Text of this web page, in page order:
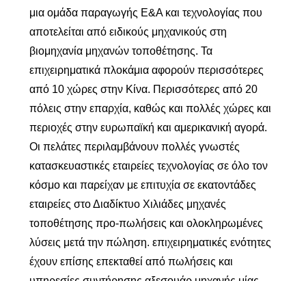
μια ομάδα παραγωγής Ε&Α και τεχνολογίας που
αποτελείται από ειδικούς μηχανικούς στη
βιομηχανία μηχανών τοποθέτησης. Τα
επιχειρηματικά πλοκάμια αφορούν περισσότερες
από 10 χώρες στην Κίνα. Περισσότερες από 20
πόλεις στην επαρχία, καθώς και πολλές χώρες και
περιοχές στην ευρωπαϊκή και αμερικανική αγορά.
Οι πελάτες περιλαμβάνουν πολλές γνωστές
κατασκευαστικές εταιρείες τεχνολογίας σε όλο τον
κόσμο και παρείχαν με επιτυχία σε εκατοντάδες
εταιρείες στο Διαδίκτυο Χιλιάδες μηχανές
τοποθέτησης προ-πωλήσεις και ολοκληρωμένες
λύσεις μετά την πώληση. επιχειρηματικές ενότητες
έχουν επίσης επεκταθεί από πωλήσεις και